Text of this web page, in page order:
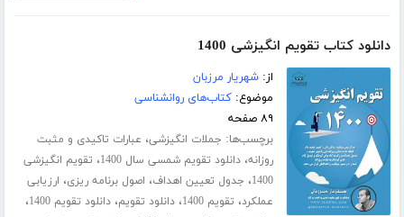
دانلود کتاب تقویم انگیزشی 1400
از:شهریار مرزبان
موضوع:کتاب‌های روانشناسی
۸۹ صفحه
برچسب‌ها: جملات انگیزشی، عبارات تاکیدی و مثبت
روزانه،دانلود تقویم شمسی سال 1400 ، تقویم انگیزشی
1400، جدول تعیین اهداف، اصول برنامه ریزی، ارزیابی
عملکرد، تقویم 1400 ،دانلود تقویم،دانلود تقویم 1400 ،